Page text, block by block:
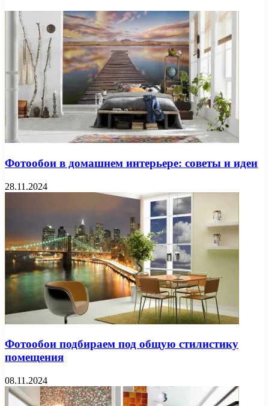
Фотообои в домашнем интерьере: советы и идеи
28.11.2024
Фотообои подбираем под общую стилистику
помещения
08.11.2024